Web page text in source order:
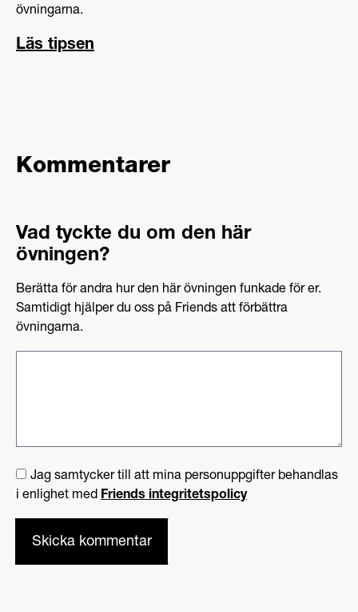
övningarna.
Läs tipsen
Kommentarer
Vad tyckte du om den här
övningen?
Berätta för andra hur den här övningen funkade för er.
Samtidigt hjälper du oss på Friends att förbättra
övningarna.
Jag samtycker till att mina personuppgifter behandlas
i enlighet med Friends integritetspolicy